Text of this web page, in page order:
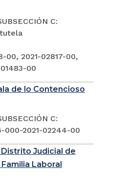
C:
00, 2021-02817-00,
00
de lo Contencioso
C:
000-2021-02244-00
Judicial de
Laboral